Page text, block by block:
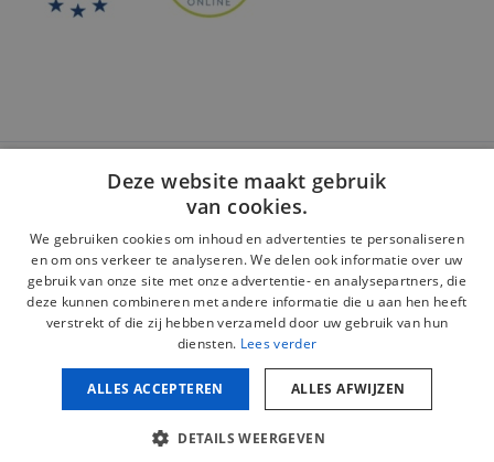
Veilige betaling:
Juridische kennisgeving
Privacybeleid
Cookiebeleid
Beleid inzake sociale netwerken
voorbehouden.
Deze website maakt gebruik
van cookies.
We gebruiken cookies om inhoud en advertenties te personaliseren
en om ons verkeer te analyseren. We delen ook informatie over uw
gebruik van onze site met onze advertentie- en analysepartners, die
deze kunnen combineren met andere informatie die u aan hen heeft
verstrekt of die zij hebben verzameld door uw gebruik van hun
diensten. Lees verder
ALLES ACCEPTEREN ALLES AFWIJZEN
DETAILS WEERGEVEN